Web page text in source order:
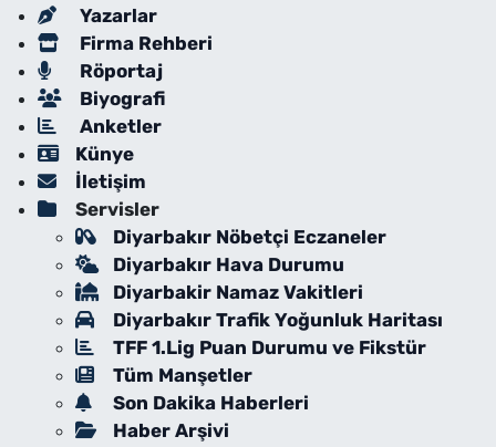
Yazarlar
Firma Rehberi
Röportaj
Biyografi
Anketler
Künye
İletişim
Servisler
Diyarbakır Nöbetçi Eczaneler
Diyarbakır Hava Durumu
Diyarbakir Namaz Vakitleri
Diyarbakır Trafik Yoğunluk Haritası
TFF 1.Lig Puan Durumu ve Fikstür
Tüm Manşetler
Son Dakika Haberleri
Haber Arşivi